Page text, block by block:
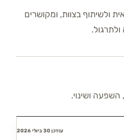
ולשיתוף בצוות, ומקושרים
ושינוי.
עודכן 30 ביולי 2026